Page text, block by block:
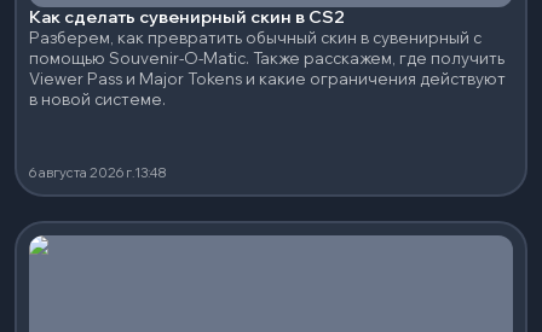
Как сделать сувенирный скин в CS2
Разберем, как превратить обычный скин в сувенирный с
помощью Souvenir-O-Matic. Также расскажем, где получить
Viewer Pass и Major Tokens и какие ограничения действуют
в новой системе.
6 августа 2026 г.13:48